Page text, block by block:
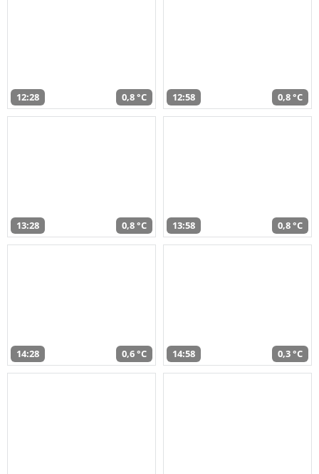
12:28 0,8 °C 12:58 0,8 °C
13:28 0,8 °C 13:58 0,8 °C
14:28 0,6 °C 14:58 0,3 °C